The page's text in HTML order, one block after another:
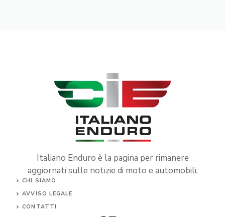
Italiano Enduro è la pagina per rimanere
aggiornati sulle notizie di moto e automobili.
CHI SIAMO
AVVISO LEGALE
CONTATTI